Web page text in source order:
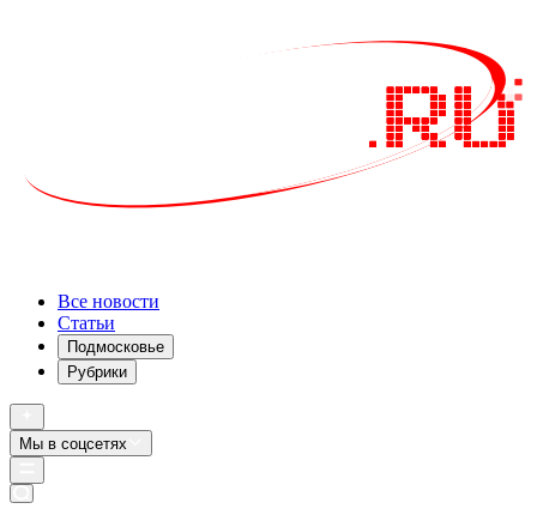
Все новости
Статьи
Подмосковье
Рубрики
Мы в соцсетях